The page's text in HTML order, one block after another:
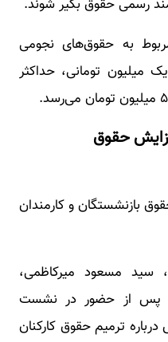
رسمی حقوق بگیر شوند.
مربوط به حقوق‌های نجومی
میلیون تومانی، حداکثر
حقوق
بازنشستگان و کارمندان
سید مسعود میرکاظمی،
پس از حضور در نشست
ترمیم حقوق کارکنان